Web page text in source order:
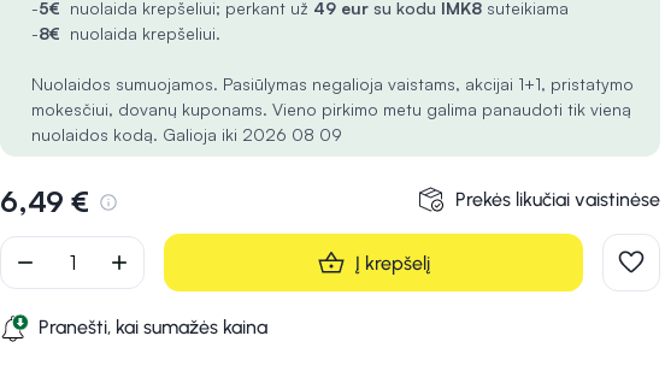
-5€ nuolaida krepšeliui; perkant už 49 eur su kodu IMK8 suteikiama
-8€ nuolaida krepšeliui.
Nuolaidos sumuojamos. Pasiūlymas negalioja vaistams, akcijai 1+1, pristatymo
mokesčiui, dovanų kuponams. Vieno pirkimo metu galima panaudoti tik vieną
nuolaidos kodą. Galioja iki 2026 08 09
6,49 € Prekės likučiai vaistinėse
remove add Į krepšelį
Pranešti, kai sumažės kaina